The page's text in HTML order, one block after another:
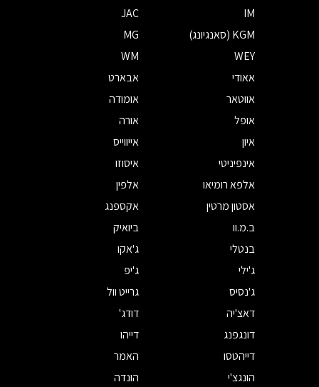
IM
JAC
KGM (סאנגיונג)
MG
WEY
WM
אאודי
אבארט
אווטאר
אומודה
אופל
אורה
איון
אייווייס
אינפיניטי
איסוזו
אלפא רומיאו
אלפין
אסטון מרטין
אקספנג
ב.מ.וו
ביואיק
בנטלי
ג'אקו
ג'ילי
ג'יפ
ג'נסיס
גרייט וול
דאצ'יה
דודג'
דונגפנג
דייהו
דייהטסו
האמר
הונגצ'י
הונדה